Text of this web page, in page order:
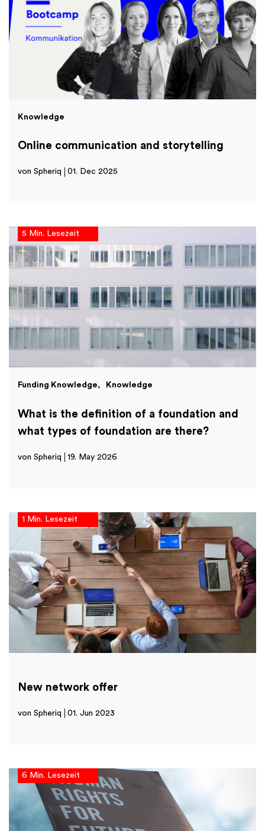
Knowledge
Online communication and storytelling
von Spheriq 01. Dec 2025
5 Min. Lesezeit
Funding Knowledge Knowledge
What is the definition of a foundation and
what types of foundation are there?
von Spheriq 19. May 2026
1 Min. Lesezeit
New network offer
von Spheriq 01. Jun 2023
6 Min. Lesezeit